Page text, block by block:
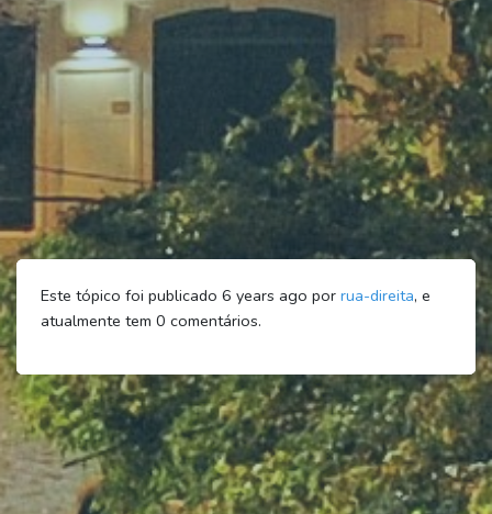
Este tópico foi publicado 6 years ago por rua-direita, e
atualmente tem 0 comentários.